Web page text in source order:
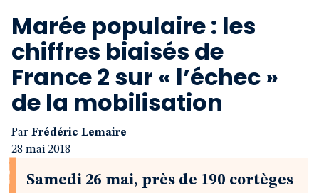
Notre revue
Marée populaire : les
chiffres biaisés de
France 2 sur « l’échec »
de la mobilisation
Par Frédéric Lemaire
28 mai 2018
Samedi 26 mai, près de 190 cortèges